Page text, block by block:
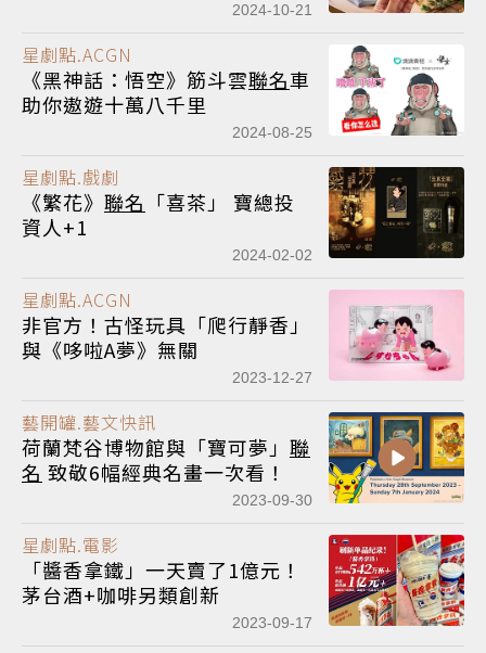
2024-10-21
星劇點.ACGN
《黑神話：悟空》筋斗雲聯名車
助你遨遊十萬八千里
2024-08-25
星劇點.戲劇
《繁花》 聯名 「喜茶」 寶總投
資人+1
2024-02-02
星劇點.ACGN
非官方！古怪玩具「爬行靜香」
與《哆啦A夢》無關
2023-12-27
藝開罐.藝文快訊
荷蘭梵谷博物館與「寶可夢」 聯
名 致敬6幅經典名畫一次看！
2023-09-30
星劇點.電影
「醬香拿鐵」一天賣了1億元！
茅台酒+咖啡另類創新
2023-09-17